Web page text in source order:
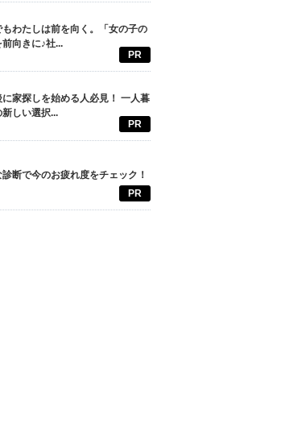
もわたしは前を向く。「女の子の
前向きに♪社...
PR
に家探しを始める人必見！ 一人暮
新しい選択...
PR
断で今のお疲れ度をチェック！
PR